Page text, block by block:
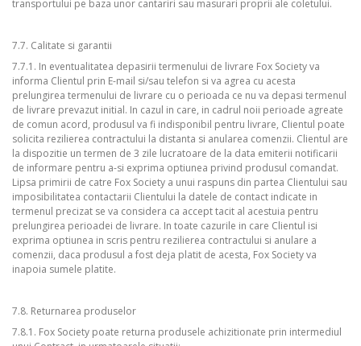
transportului pe baza unor cantariri sau masurari proprii ale coletului.
7.7. Calitate si garantii
7.7.1. In eventualitatea depasirii termenului de livrare Fox Society va
informa Clientul prin E-mail si/sau telefon si va agrea cu acesta
prelungirea termenului de livrare cu o perioada ce nu va depasi termenul
de livrare prevazut initial. In cazul in care, in cadrul noii perioade agreate
de comun acord, produsul va fi indisponibil pentru livrare, Clientul poate
solicita rezilierea contractului la distanta si anularea comenzii. Clientul are
la dispozitie un termen de 3 zile lucratoare de la data emiterii notificarii
de informare pentru a-si exprima optiunea privind produsul comandat.
Lipsa primirii de catre Fox Society a unui raspuns din partea Clientului sau
imposibilitatea contactarii Clientului la datele de contact indicate in
termenul precizat se va considera ca accept tacit al acestuia pentru
prelungirea perioadei de livrare. In toate cazurile in care Clientul isi
exprima optiunea in scris pentru rezilierea contractului si anulare a
comenzii, daca produsul a fost deja platit de acesta, Fox Society va
inapoia sumele platite.
7.8. Returnarea produselor
7.8.1. Fox Society poate returna produsele achizitionate prin intermediul